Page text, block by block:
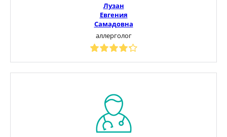
Лузан
Евгения
Самадовна
аллерголог